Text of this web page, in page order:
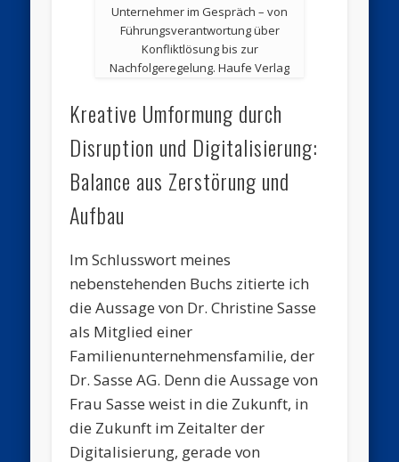
Unternehmer im Gespräch – von
Führungsverantwortung über
Konfliktlösung bis zur
Nachfolgeregelung. Haufe Verlag
Kreative Umformung durch
Disruption und Digitalisierung:
Balance aus Zerstörung und
Aufbau
Im Schlusswort meines
nebenstehenden Buchs zitierte ich
die Aussage von Dr. Christine Sasse
als Mitglied einer
Familienunternehmensfamilie, der
Dr. Sasse AG. Denn die Aussage von
Frau Sasse weist in die Zukunft, in
die Zukunft im Zeitalter der
Digitalisierung, gerade von